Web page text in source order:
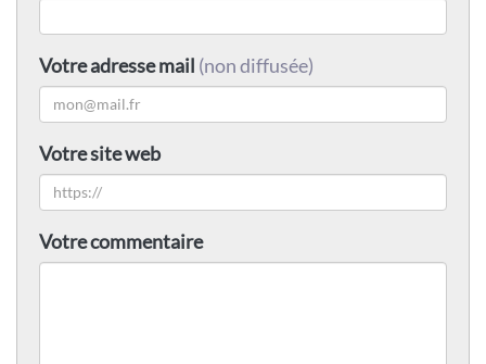
Votre adresse mail (non diffusée)
Votre site web
Votre commentaire